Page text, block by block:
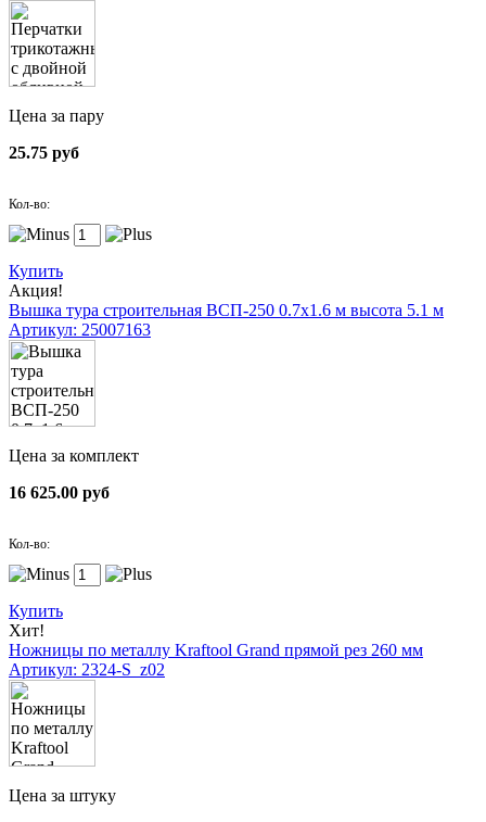
Цена за пару
25.75 руб
Кол-во:
Купить
Акция!
Вышка тура строительная ВСП-250 0.7х1.6 м высота 5.1 м
Артикул: 25007163
Цена за комплект
16 625.00 руб
Кол-во:
Купить
Хит!
Ножницы по металлу Kraftool Grand прямой рез 260 мм
Артикул: 2324-S_z02
Цена за штуку